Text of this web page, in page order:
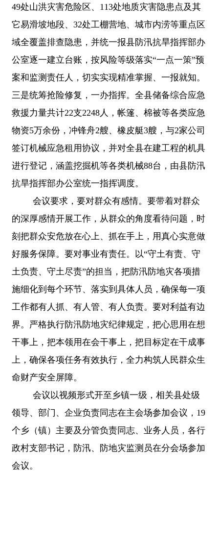
49处山洪灾害危险区、113处地质灾害隐患点及其
它易滑坡地段、32处工棚营地、城市内涝等重点区
域全覆盖排查隐患，并统一报县防汛抗旱指挥部办
公室逐一建立台账，按风险等级落实“一点一策”预
案和监测责任人，切实实现精准掌握、一报就知。
三是统筹抢险修复，一办指挥。全县储备综合应急
救援力量共计22支2248人，帐篷、棉被等各类应急
物资5万余份，冲锋舟2艘、橡皮艇3艘，与2家公司
签订机械应急租用协议，并对全县在建工程的机具
进行登记，涵盖挖掘机等各类机械88台，由县防汛
抗旱指挥部办公室统一指挥调度。
会议要求，要对群众有感情。要带着对群众
的深厚感情开展工作，从群众的角度看待问题，时
刻把群众安危放在心上、抓在手上，用真心实意做
好服务保障。要对事业有责任。以“守土有责、守
土负责、守土尽责”的担当，把防汛防地灾各项措
施细化到每个环节、落实到具体人员，确保每一项
工作都有人抓、有人管、有人负责。要对利益有边
界。严格执行防汛防地灾纪律规定，把心思用在想
干事上，把本领用在会干事上，把目标定在干成事
上，确保各项任务有效执行，全力构筑人民群众生
命财产安全屏障。
会议以视频形式开至乡镇一级，相关县处级
领导、部门、企业负责同志在主会场参加会议， 19
个乡（镇）主要及分管负责同志、业务人员，各行
政村支部书记，防汛、防地灾监测员在分会场参加
会议。